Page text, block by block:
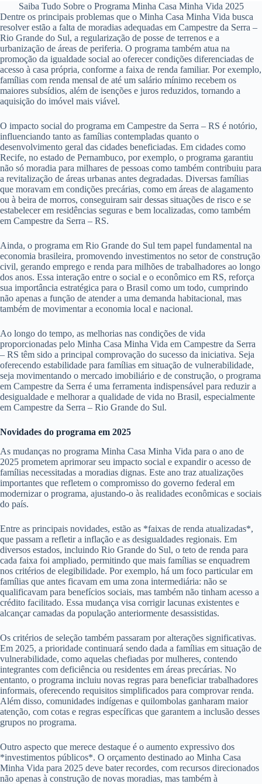
Saiba Tudo Sobre o Programa Minha Casa Minha Vida 2025
Dentre os principais problemas que o Minha Casa Minha Vida busca
resolver estão a falta de moradias adequadas em Campestre da Serra –
Rio Grande do Sul, a regularização de posse de terrenos e a
urbanização de áreas de periferia. O programa também atua na
promoção da igualdade social ao oferecer condições diferenciadas de
acesso à casa própria, conforme a faixa de renda familiar. Por exemplo,
famílias com renda mensal de até um salário mínimo recebem os
maiores subsídios, além de isenções e juros reduzidos, tornando a
aquisição do imóvel mais viável.
O impacto social do programa em Campestre da Serra – RS é notório,
influenciando tanto as famílias contempladas quanto o
desenvolvimento geral das cidades beneficiadas. Em cidades como
Recife, no estado de Pernambuco, por exemplo, o programa garantiu
não só moradia para milhares de pessoas como também contribuiu para
a revitalização de áreas urbanas antes degradadas. Diversas famílias
que moravam em condições precárias, como em áreas de alagamento
ou à beira de morros, conseguiram sair dessas situações de risco e se
estabelecer em residências seguras e bem localizadas, como também
em Campestre da Serra – RS.
Ainda, o programa em Rio Grande do Sul tem papel fundamental na
economia brasileira, promovendo investimentos no setor de construção
civil, gerando emprego e renda para milhões de trabalhadores ao longo
dos anos. Essa interação entre o social e o econômico em RS, reforça
sua importância estratégica para o Brasil como um todo, cumprindo
não apenas a função de atender a uma demanda habitacional, mas
também de movimentar a economia local e nacional.
Ao longo do tempo, as melhorias nas condições de vida
proporcionadas pelo Minha Casa Minha Vida em Campestre da Serra
– RS têm sido a principal comprovação do sucesso da iniciativa. Seja
oferecendo estabilidade para famílias em situação de vulnerabilidade,
seja movimentando o mercado imobiliário e de construção, o programa
em Campestre da Serra é uma ferramenta indispensável para reduzir a
desigualdade e melhorar a qualidade de vida no Brasil, especialmente
em Campestre da Serra – Rio Grande do Sul.
Novidades do programa em 2025
As mudanças no programa Minha Casa Minha Vida para o ano de
2025 prometem aprimorar seu impacto social e expandir o acesso de
famílias necessitadas a moradias dignas. Este ano traz atualizações
importantes que refletem o compromisso do governo federal em
modernizar o programa, ajustando-o às realidades econômicas e sociais
do país.
Entre as principais novidades, estão as *faixas de renda atualizadas*,
que passam a refletir a inflação e as desigualdades regionais. Em
diversos estados, incluindo Rio Grande do Sul, o teto de renda para
cada faixa foi ampliado, permitindo que mais famílias se enquadrem
nos critérios de elegibilidade. Por exemplo, há um foco particular em
famílias que antes ficavam em uma zona intermediária: não se
qualificavam para benefícios sociais, mas também não tinham acesso a
crédito facilitado. Essa mudança visa corrigir lacunas existentes e
alcançar camadas da população anteriormente desassistidas.
Os critérios de seleção também passaram por alterações significativas.
Em 2025, a prioridade continuará sendo dada a famílias em situação de
vulnerabilidade, como aquelas chefiadas por mulheres, contendo
integrantes com deficiência ou residentes em áreas precárias. No
entanto, o programa incluiu novas regras para beneficiar trabalhadores
informais, oferecendo requisitos simplificados para comprovar renda.
Além disso, comunidades indígenas e quilombolas ganharam maior
atenção, com cotas e regras específicas que garantem a inclusão desses
grupos no programa.
Outro aspecto que merece destaque é o aumento expressivo dos
*investimentos públicos*. O orçamento destinado ao Minha Casa
Minha Vida para 2025 deve bater recordes, com recursos direcionados
não apenas à construção de novas moradias, mas também à